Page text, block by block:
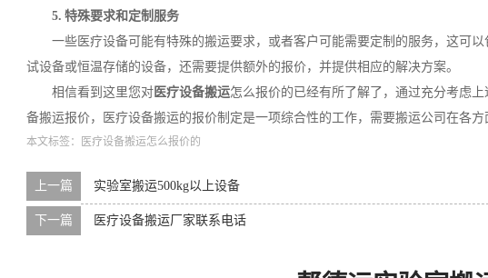
5. 特殊要求和定制服务
一些医疗设备可能有特殊的搬运要求，或者客户可能需要定制的服务，这可
试设备或恒温存储的设备，还需要提供额外的报价，并提供相应的解决方案。
相信看到这里您对 医疗设备搬运怎么报价的已经有所了解了，通过充分考虑
备搬运报价，医疗设备搬运的报价制定是一项综合性的工作，需要搬运公司在各
本文标签： 医疗设备搬运怎么报价的
上一篇 实验室搬运500kg以上设备
下一篇 医疗设备搬运厂家联系电话